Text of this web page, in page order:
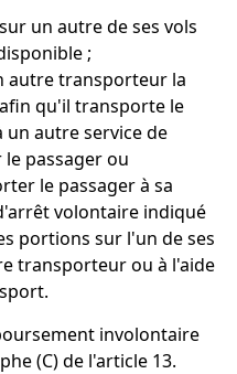
un autre de ses vols
;
autre transporteur la
qu'il transporte le
un autre service de
passager ou
le passager à sa
volontaire indiqué
portions sur l'un de ses
transporteur ou à l'aide
involontaire
(C) de l'article 13.